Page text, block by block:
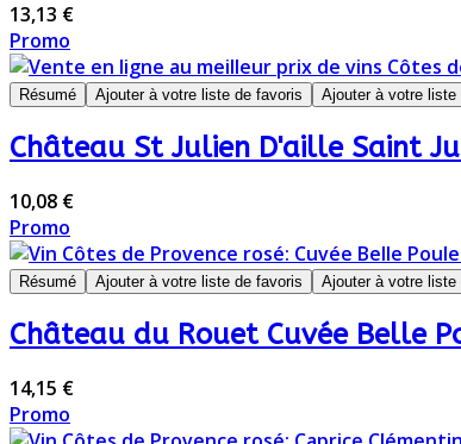
13,13 €
Promo
Résumé Ajouter à votre liste de favoris Ajouter à votre liste
Château St Julien D'aille Saint
10,08 €
Promo
Résumé Ajouter à votre liste de favoris Ajouter à votre liste
Château du Rouet Cuvée Belle
14,15 €
Promo